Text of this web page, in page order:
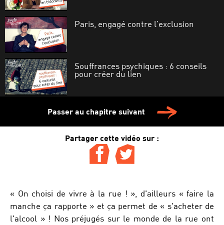
Paris, engagé contre l’exclusion
Souffrances psychiques : 6 conseils
pour créer du lien
Etre mère et sans abri
Les souffrances psychiques à la rue
Connaître les femmes à la rue
Passer au chapitre suivant
Partager cette vidéo sur :
« On choisi de vivre à la rue ! », d'ailleurs « faire la
manche ça rapporte » et ça permet de « s'acheter de
l'alcool » ! Nos préjugés sur le monde de la rue ont